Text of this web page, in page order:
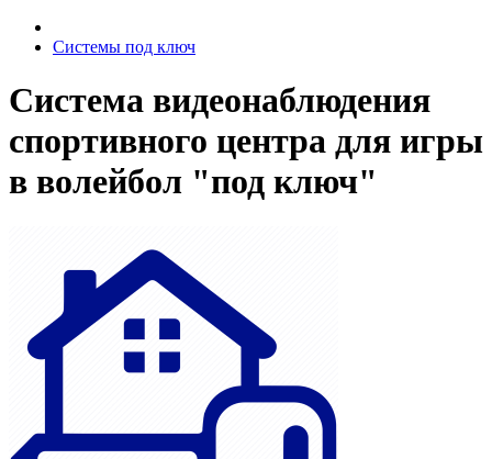
Системы под ключ
Система видеонаблюдения
спортивного центра для игры
в волейбол "под ключ"